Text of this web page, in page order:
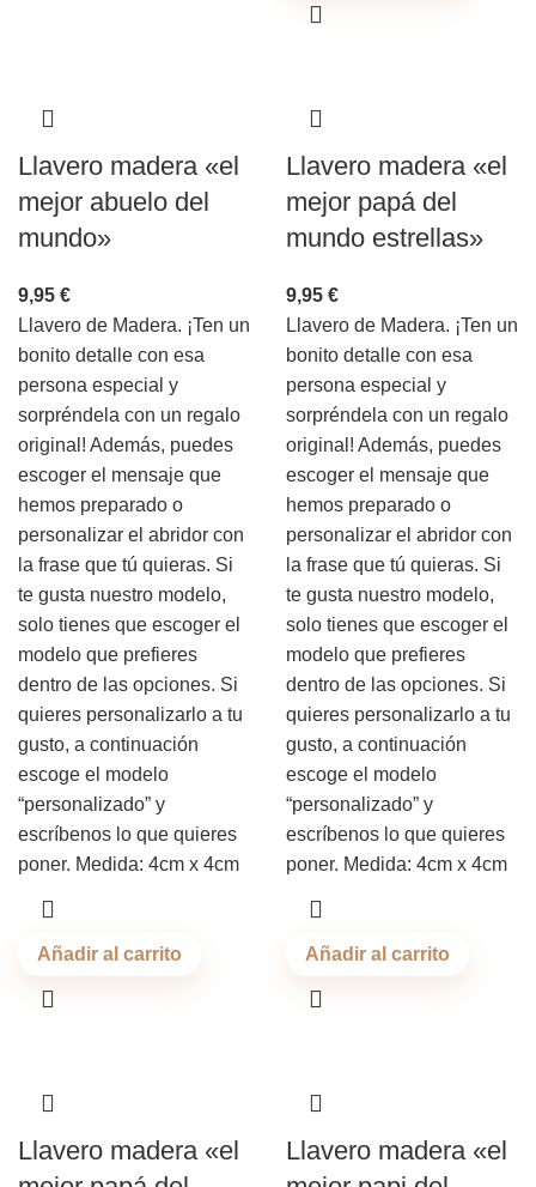
Llavero madera «el
mejor abuelo del
mundo»
9,95 €
Llavero de Madera. ¡Ten un
bonito detalle con esa
persona especial y
sorpréndela con un regalo
original! Además, puedes
escoger el mensaje que
hemos preparado o
personalizar el abridor con
la frase que tú quieras. Si
te gusta nuestro modelo,
solo tienes que escoger el
modelo que prefieres
dentro de las opciones. Si
quieres personalizarlo a tu
gusto, a continuación
escoge el modelo
“personalizado” y
escríbenos lo que quieres
poner. Medida: 4cm x 4cm
Añadir al carrito
Llavero madera «el
mejor papá del
mundo estrellas»
9,95 €
Llavero de Madera. ¡Ten un
bonito detalle con esa
persona especial y
sorpréndela con un regalo
original! Además, puedes
escoger el mensaje que
hemos preparado o
personalizar el abridor con
la frase que tú quieras. Si
te gusta nuestro modelo,
solo tienes que escoger el
modelo que prefieres
dentro de las opciones. Si
quieres personalizarlo a tu
gusto, a continuación
escoge el modelo
“personalizado” y
escríbenos lo que quieres
poner. Medida: 4cm x 4cm
Añadir al carrito
Llavero madera «el
Llavero madera «el